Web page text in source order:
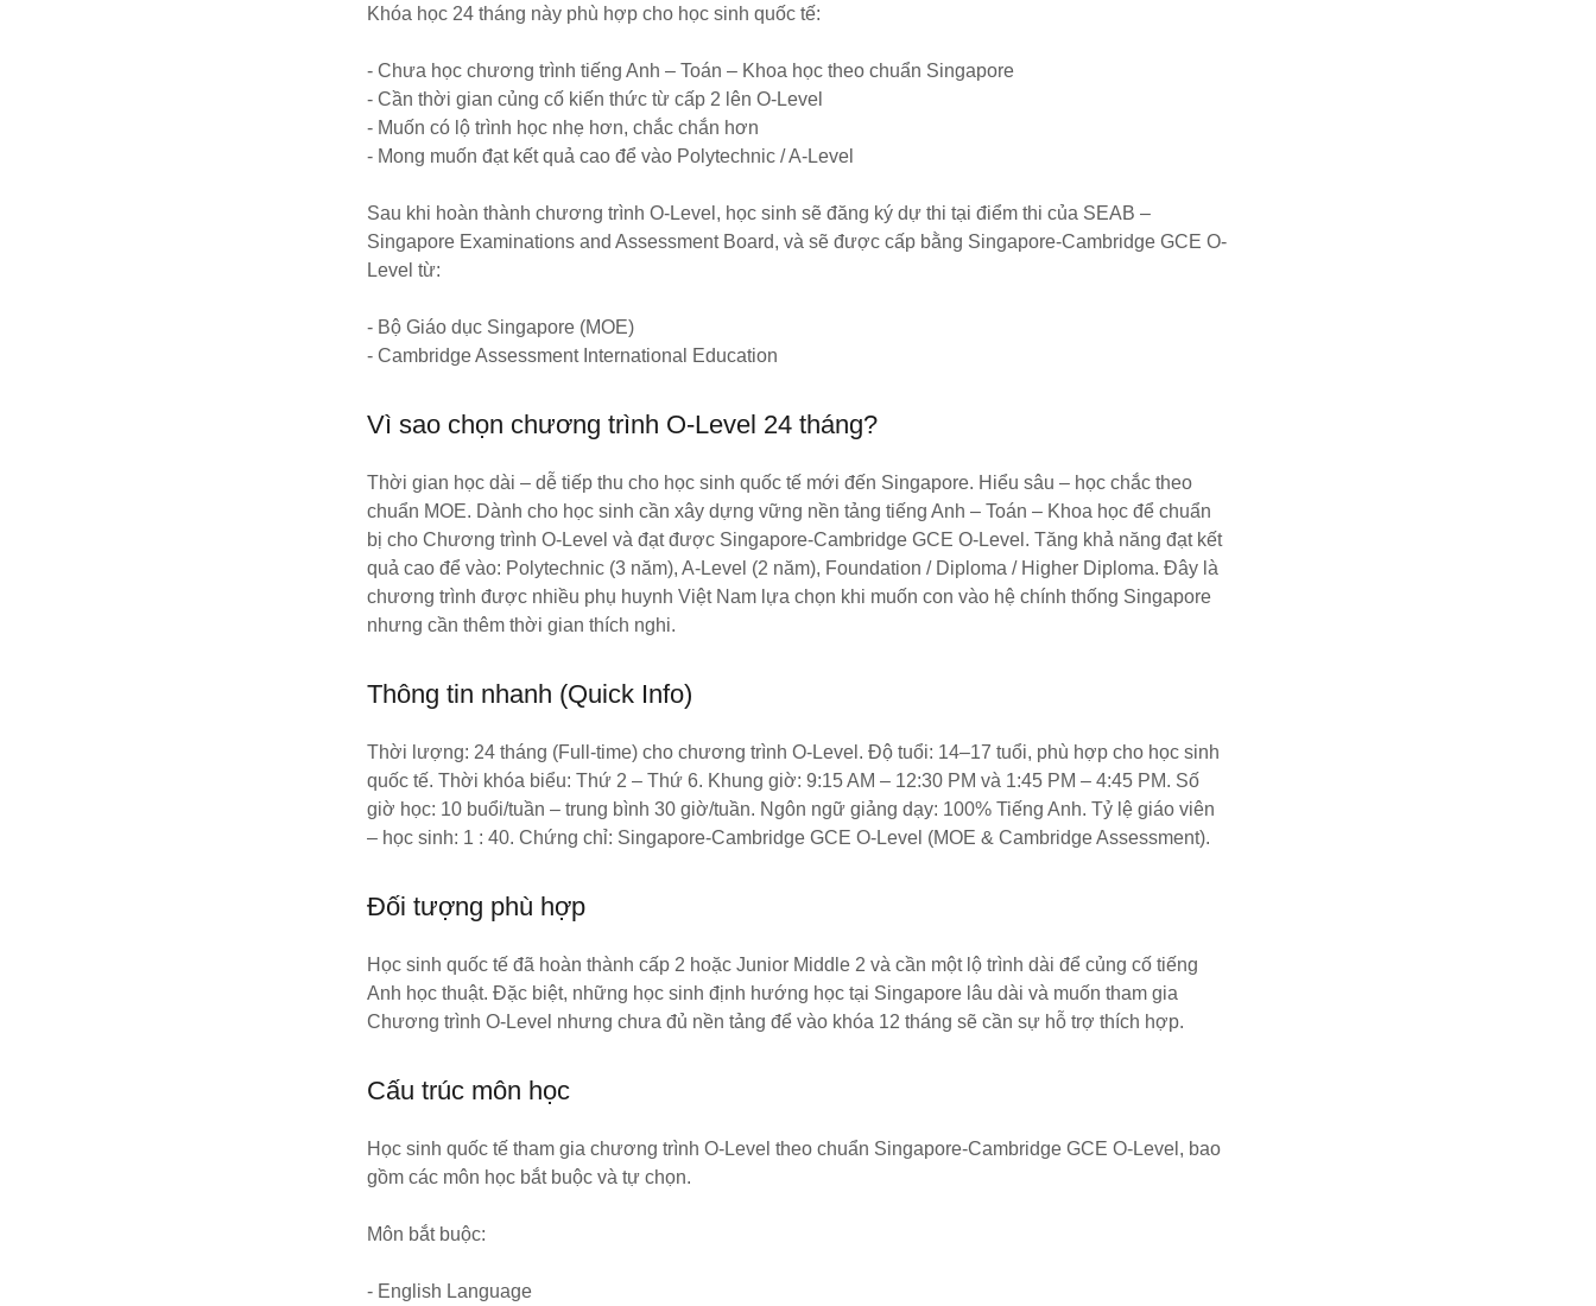
Khóa học 24 tháng này phù hợp cho học sinh quốc tế:
- Chưa học chương trình tiếng Anh – Toán – Khoa học theo chuẩn Singapore
- Cần thời gian củng cố kiến thức từ cấp 2 lên O-Level
- Muốn có lộ trình học nhẹ hơn, chắc chắn hơn
- Mong muốn đạt kết quả cao để vào Polytechnic / A-Level
Sau khi hoàn thành chương trình O-Level, học sinh sẽ đăng ký dự thi tại điểm thi của SEAB –
Singapore Examinations and Assessment Board, và sẽ được cấp bằng Singapore-Cambridge GCE O-
Level từ:
- Bộ Giáo dục Singapore (MOE)
- Cambridge Assessment International Education
Vì sao chọn chương trình O-Level 24 tháng?
Thời gian học dài – dễ tiếp thu cho học sinh quốc tế mới đến Singapore. Hiểu sâu – học chắc theo
chuẩn MOE. Dành cho học sinh cần xây dựng vững nền tảng tiếng Anh – Toán – Khoa học để chuẩn
bị cho Chương trình O-Level và đạt được Singapore-Cambridge GCE O-Level. Tăng khả năng đạt kết
quả cao để vào: Polytechnic (3 năm), A-Level (2 năm), Foundation / Diploma / Higher Diploma. Đây là
chương trình được nhiều phụ huynh Việt Nam lựa chọn khi muốn con vào hệ chính thống Singapore
nhưng cần thêm thời gian thích nghi.
Thông tin nhanh (Quick Info)
Thời lượng: 24 tháng (Full-time) cho chương trình O-Level. Độ tuổi: 14–17 tuổi, phù hợp cho học sinh
quốc tế. Thời khóa biểu: Thứ 2 – Thứ 6. Khung giờ: 9:15 AM – 12:30 PM và 1:45 PM – 4:45 PM. Số
giờ học: 10 buổi/tuần – trung bình 30 giờ/tuần. Ngôn ngữ giảng dạy: 100% Tiếng Anh. Tỷ lệ giáo viên
– học sinh: 1 : 40. Chứng chỉ: Singapore-Cambridge GCE O-Level (MOE & Cambridge Assessment).
Đối tượng phù hợp
Học sinh quốc tế đã hoàn thành cấp 2 hoặc Junior Middle 2 và cần một lộ trình dài để củng cố tiếng
Anh học thuật. Đặc biệt, những học sinh định hướng học tại Singapore lâu dài và muốn tham gia
Chương trình O-Level nhưng chưa đủ nền tảng để vào khóa 12 tháng sẽ cần sự hỗ trợ thích hợp.
Cấu trúc môn học
Học sinh quốc tế tham gia chương trình O-Level theo chuẩn Singapore-Cambridge GCE O-Level, bao
gồm các môn học bắt buộc và tự chọn.
Môn bắt buộc:
- English Language